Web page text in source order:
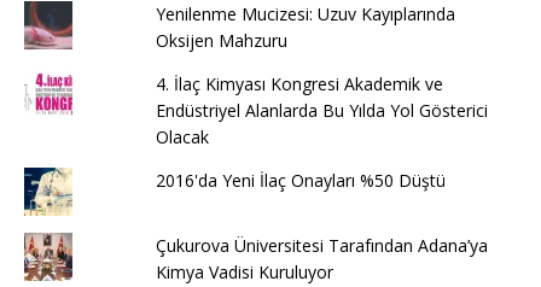
Yenilenme Mucizesi: Uzuv Kayıplarında
Oksijen Mahzuru
4. İlaç Kimyası Kongresi Akademik ve
Endüstriyel Alanlarda Bu Yılda Yol Gösterici
Olacak
2016'da Yeni İlaç Onayları %50 Düştü
Çukurova Üniversitesi Tarafından Adana’ya
Kimya Vadisi Kuruluyor